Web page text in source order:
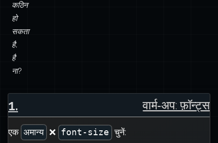
कठिन
हो
सकता
है,
है
ना?
1. वार्म‑अप: फ़ॉन्ट्स
एक अमान्य ❌ font-size चुनें: